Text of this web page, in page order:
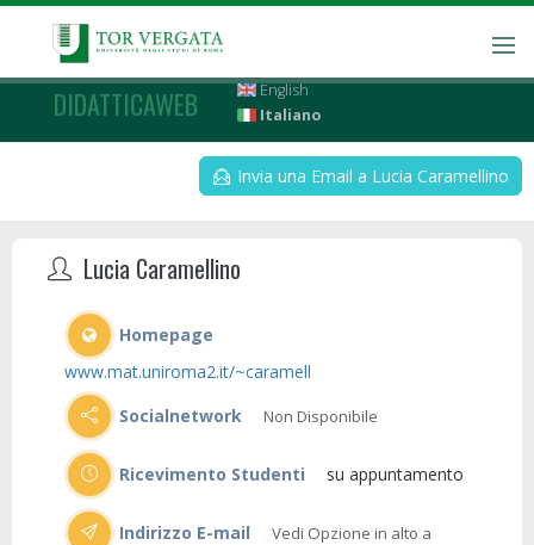
DIDATTICAWEB
English
Italiano
Invia una Email a Lucia Caramellino
Lucia Caramellino
Homepage
www.mat.uniroma2.it/~caramell
Socialnetwork
Non Disponibile
Ricevimento Studenti su appuntamento
Indirizzo E-mail
Vedi Opzione in alto a